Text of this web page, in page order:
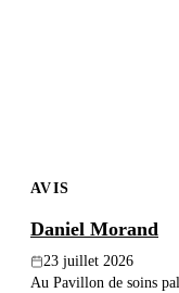
AVIS
Daniel Morand
23 juillet 2026
Au Pavillon de soins